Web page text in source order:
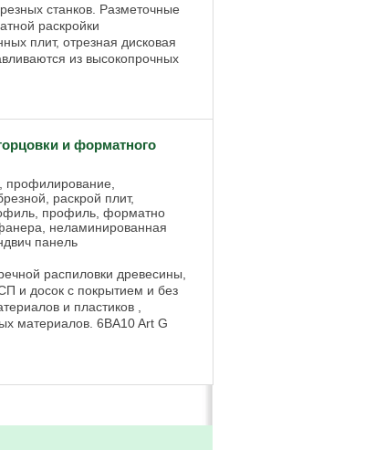
станков. Разметочные
раскройки
плит, отрезная дисковая
из высокопрочных
и форматного
профилирование,
раскрой плит,
профиль, форматно
неламинированная
панель
распиловки древесины,
и досок с покрытием и без
и пластиков ,
материалов. 6BA10 Art G